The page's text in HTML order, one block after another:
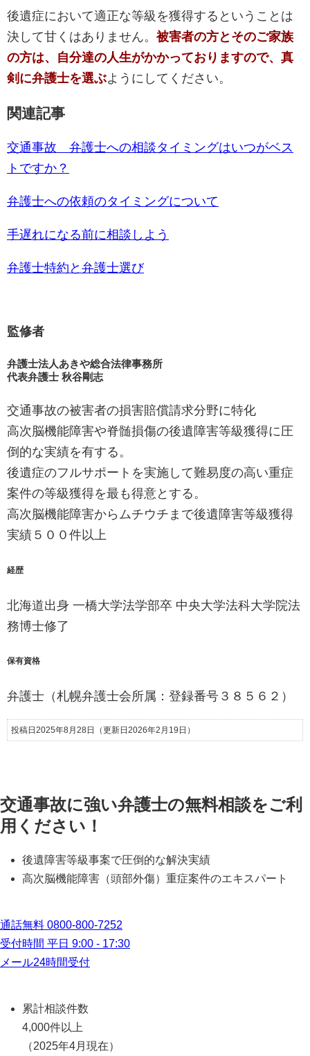
後遺症において適正な等級を獲得するということは
決して甘くはありません。被害者の方とそのご家族
の方は、自分達の人生がかかっておりますので、真
剣に弁護士を選ぶようにしてください。
関連記事
交通事故 弁護士への相談タイミングはいつがベス
トですか？
弁護士への依頼のタイミングについて
手遅れになる前に相談しよう
弁護士特約と弁護士選び
監修者
弁護士法人あきや総合法律事務所
代表弁護士 秋谷剛志
交通事故の被害者の損害賠償請求分野に特化
高次脳機能障害や脊髄損傷の後遺障害等級獲得に圧
倒的な実績を有する。
後遺症のフルサポートを実施して難易度の高い重症
案件の等級獲得を最も得意とする。
高次脳機能障害からムチウチまで後遺障害等級獲得
実績５００件以上
経歴
北海道出身 一橋大学法学部卒 中央大学法科大学院法
務博士修了
保有資格
弁護士（札幌弁護士会所属：登録番号３８５６２）
投稿日2025年8月28日 （更新日2026年2月19日）
交通事故に強い弁護士の無料相談をご利
用ください！
後遺障害等級事案で圧倒的な解決実績
高次脳機能障害（頭部外傷）重症案件のエキスパート
通話無料 0800-800-7252
受付時間 平日 9:00 - 17:30
メール24時間受付
累計相談件数
4,000件以上
（2025年4月現在）